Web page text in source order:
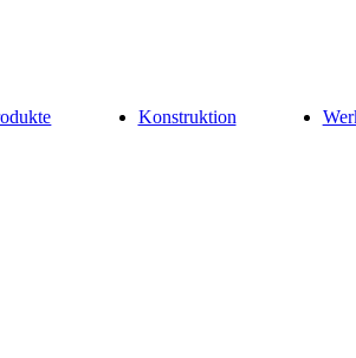
Konstruktion